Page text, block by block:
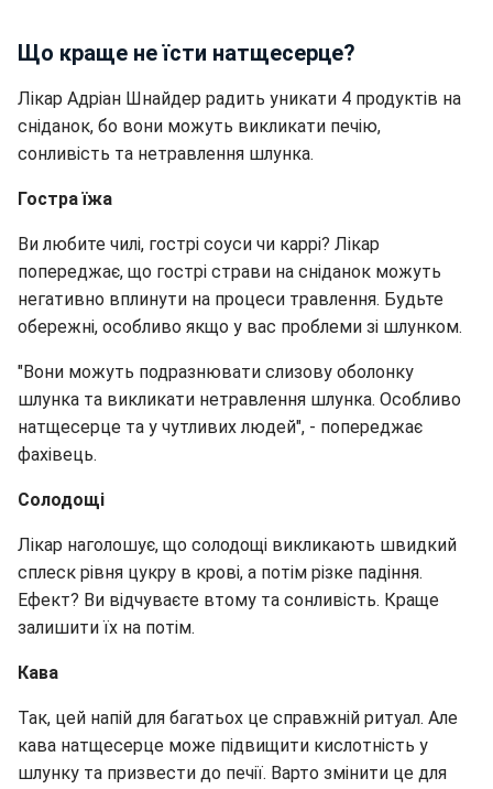
Що краще не їсти натщесерце?
Лікар Адріан Шнайдер радить уникати 4 продуктів на
сніданок, бо вони можуть викликати печію,
сонливість та нетравлення шлунка.
Гостра їжа
Ви любите чилі, гострі соуси чи каррі? Лікар
попереджає, що гострі страви на сніданок можуть
негативно вплинути на процеси травлення. Будьте
обережні, особливо якщо у вас проблеми зі шлунком.
"Вони можуть подразнювати слизову оболонку
шлунка та викликати нетравлення шлунка. Особливо
натщесерце та у чутливих людей", - попереджає
фахівець.
Солодощі
Лікар наголошує, що солодощі викликають швидкий
сплеск рівня цукру в крові, а потім різке падіння.
Ефект? Ви відчуваєте втому та сонливість. Краще
залишити їх на потім.
Кава
Так, цей напій для багатьох це справжній ритуал. Але
кава натщесерце може підвищити кислотність у
шлунку та призвести до печії. Варто змінити це для